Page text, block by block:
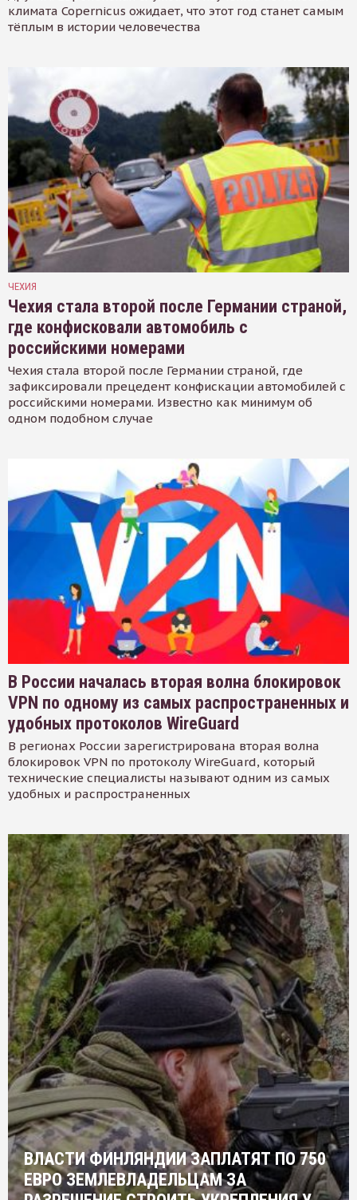
климата Copernicus ожидает, что этот год станет самым
тёплым в истории человечества
ЧЕХИЯ
Чехия стала второй после Германии страной,
где конфисковали автомобиль с
российскими номерами
Чехия стала второй после Германии страной, где
зафиксировали прецедент конфискации автомобилей с
российскими номерами. Известно как минимум об
одном подобном случае
В России началась вторая волна блокировок
VPN по одному из самых распространенных и
удобных протоколов WireGuard
В регионах России зарегистрирована вторая волна
блокировок VPN по протоколу WireGuard, который
технические специалисты называют одним из самых
удобных и распространенных
ВЛАСТИ ФИНЛЯНДИИ ЗАПЛАТЯТ ПО 750
ЕВРО ЗЕМЛЕВЛАДЕЛЬЦАМ ЗА